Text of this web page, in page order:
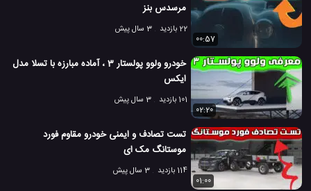
مرسدس بنز
22 بازدید
3 سال پیش
00:57
خودرو ولوو پولستار 3 ، آماده مبارزه با تسلا مدل
ایکس
101 بازدید
3 سال پیش
02:20
تست تصادف و ایمنی خودرو مقاوم فورد
موستانگ مک ای
114 بازدید
3 سال پیش
01:00